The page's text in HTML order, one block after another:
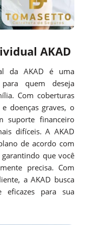
AKAD
da AKAD é uma
quem deseja
Com coberturas
doenças graves, o
suporte financeiro
difíceis. A AKAD
de acordo com
que você
precisa. Com
a AKAD busca
eficazes para sua